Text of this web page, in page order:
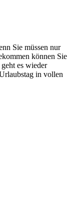
Sie müssen nur
können Sie
es wieder
in vollen